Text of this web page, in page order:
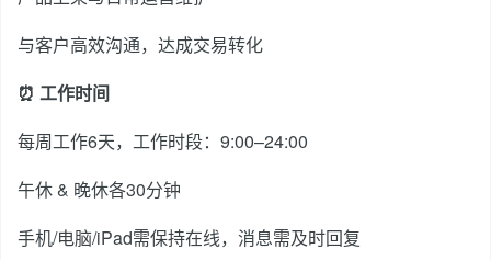
与客户高效沟通，达成交易转化
⏰ 工作时间
每周工作6天，工作时段：9:00–24:00
午休 & 晚休各30分钟
手机/电脑/iPad需保持在线，消息需及时回复